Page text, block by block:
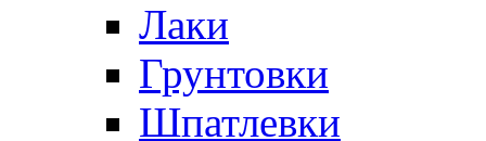
Лаки
Грунтовки
Шпатлевки